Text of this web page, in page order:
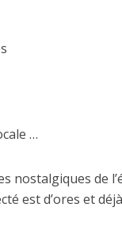
…
nostalgiques de
est d’ores et